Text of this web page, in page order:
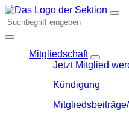
Mitgliedschaft
Jetzt Mitglied
Kündigung